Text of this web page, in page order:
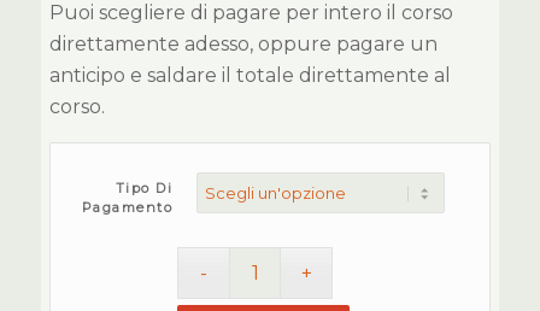
Puoi scegliere di pagare per intero il corso
direttamente adesso, oppure pagare un
anticipo e saldare il totale direttamente al
corso.
Tipo Di
Pagamento